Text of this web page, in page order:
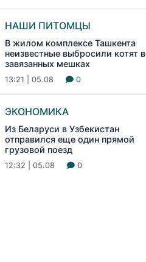
НАШИ ПИТОМЦЫ
В жилом комплексе Ташкента
неизвестные выбросили котят в
завязанных мешках
13:21 | 05.08 0
ЭКОНОМИКА
Из Беларуси в Узбекистан
отправился еще один прямой
грузовой поезд
12:32 | 05.08 0